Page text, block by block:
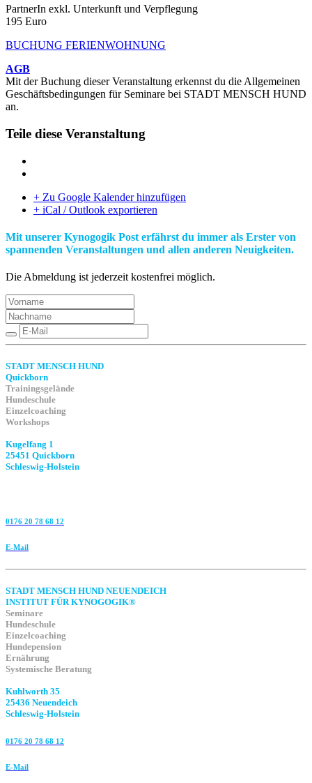
PartnerIn exkl. Unterkunft und Verpflegung
195 Euro
BUCHUNG FERIENWOHNUNG
AGB
Mit der Buchung dieser Veranstaltung erkennst du die Allgemeinen
Geschäftsbedingungen für Seminare bei STADT MENSCH HUND
an.
Teile diese Veranstaltung
+ Zu Google Kalender hinzufügen
+ iCal / Outlook exportieren
Mit unserer Kynogogik Post erfährst du immer als Erster von
spannenden Veranstaltungen und allen anderen Neuigkeiten.
Die Abmeldung ist jederzeit kostenfrei möglich.
STADT MENSCH HUND
Quickborn
Trainingsgelände
Hundeschule
Einzelcoaching
Workshops
Kugelfang 1
25451 Quickborn
Schleswig-Holstein
0176 20 78 68 12
E-Mail
STADT MENSCH HUND NEUENDEICH
INSTITUT FÜR KYNOGOGIK®
Seminare
Hundeschule
Einzelcoaching
Hundepension
Ernährung
Systemische Beratung
Kuhlworth 35
25436 Neuendeich
Schleswig-Holstein
0176 20 78 68 12
E-Mail